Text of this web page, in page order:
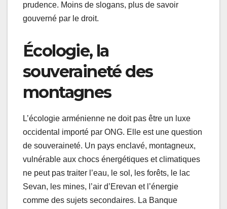
prudence. Moins de slogans, plus de savoir
gouverné par le droit.
Écologie, la
souveraineté des
montagnes
L’écologie arménienne ne doit pas être un luxe
occidental importé par ONG. Elle est une question
de souveraineté. Un pays enclavé, montagneux,
vulnérable aux chocs énergétiques et climatiques
ne peut pas traiter l’eau, le sol, les forêts, le lac
Sevan, les mines, l’air d’Erevan et l’énergie
comme des sujets secondaires. La Banque